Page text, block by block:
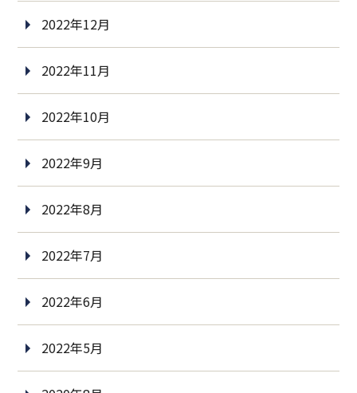
2022年12月
2022年11月
2022年10月
2022年9月
2022年8月
2022年7月
2022年6月
2022年5月